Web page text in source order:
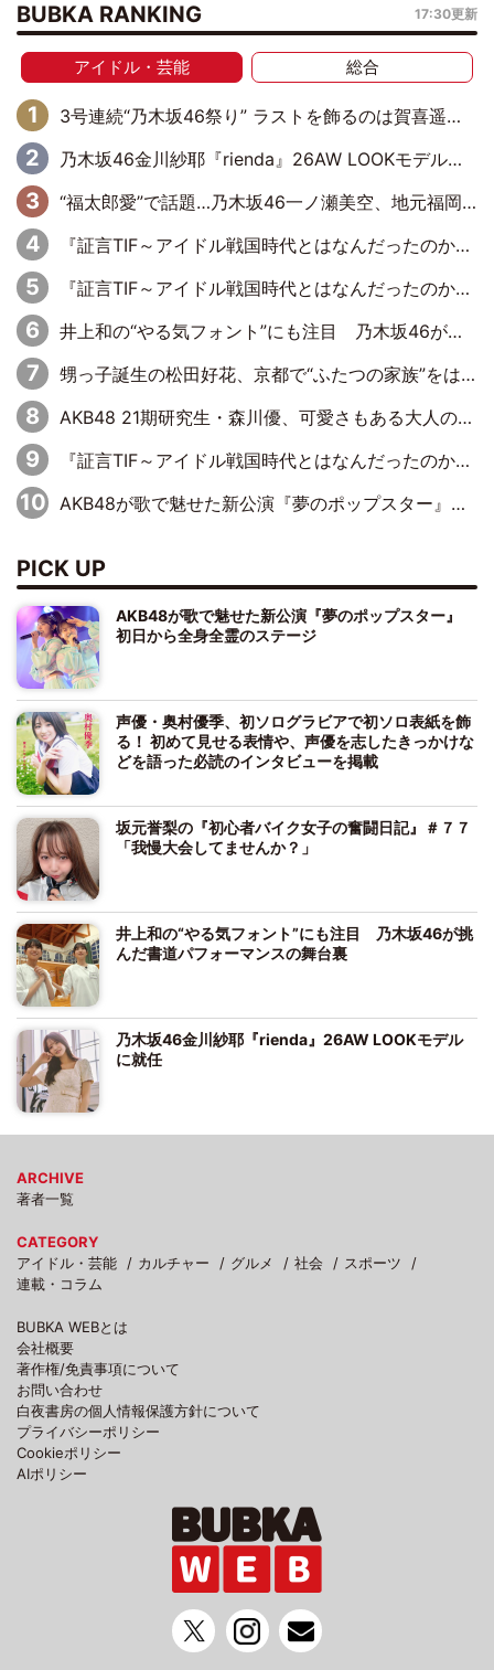
BUBKA RANKING 17:30更新
アイドル・芸能 総合
3号連続“乃木坂46祭り” ラストを飾るのは賀喜遥香…5年ぶりの登場に「5年分大人になった私を見ていただけたら」
乃木坂46金川紗耶『rienda』26AW LOOKモデルに就任
“福太郎愛”で話題…乃木坂46一ノ瀬美空、地元福岡『めんべい25周年トップサポーター』に就任
『証言TIF～アイドル戦国時代とはなんだったのか～』第6回：でんぱ組.inc・古川未鈴×相沢梨紗「『ハロプロやりたかったな』って言ったら、夢眠ねむさんに『てめえはでんぱ組．incなんだよ！』って肩パンされて(笑)」
『証言TIF～アイドル戦国時代とはなんだったのか～』第11回：私立恵比寿中学・真山りか×安本彩花「TIFで10年ぶりのキョンシーメイクをしたら、場を完全に引かせてしまって。時代が変わったんだなって」
井上和の“やる気フォント”にも注目 乃木坂46が挑んだ書道パフォーマンスの舞台裏
甥っ子誕生の松田好花、京都で“ふたつの家族”をはしご！ “母”黒谷友香に見送られ、“父”松岡昌宏とはハシゴ酒
AKB48 21期研究生・森川優、可愛さもある大人の女性に
『証言TIF～アイドル戦国時代とはなんだったのか～』第10回：さくら学院・武藤彩未×飯田らうら「正直、中3で辞めるというのを信じてなくて。そう言われてはいたけど、嘘でしょって」
AKB48が歌で魅せた新公演『夢のポップスター』 初日から全身全霊のステージ
PICK UP
AKB48が歌で魅せた新公演『夢のポップスター』
初日から全身全霊のステージ
声優・奥村優季、初ソログラビアで初ソロ表紙を飾
る！ 初めて見せる表情や、声優を志したきっかけな
どを語った必読のインタビューを掲載
坂元誉梨の『初心者バイク女子の奮闘日記』＃７７
「我慢大会してませんか？」
井上和の“やる気フォント”にも注目 乃木坂46が挑
んだ書道パフォーマンスの舞台裏
乃木坂46金川紗耶『rienda』26AW LOOKモデル
に就任
ARCHIVE
著者一覧
CATEGORY
アイドル・芸能
カルチャー グルメ 社会
スポーツ
連載・コラム
BUBKA WEBとは
会社概要
著作権/免責事項について
お問い合わせ
白夜書房の個人情報保護方針について
プライバシーポリシー
Cookieポリシー
AIポリシー